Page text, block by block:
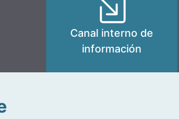
Canal interno de
información